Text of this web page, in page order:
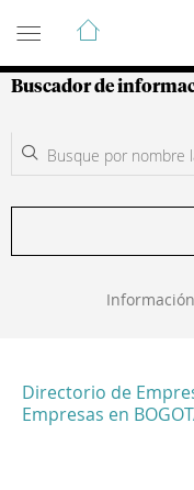
Guía de
Buscador de
Directorio de
Empresas en